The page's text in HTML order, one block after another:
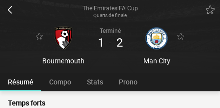
The Emirates FA Cup
Quarts de finale
Bournemouth
Terminé
1 - 2
Man City
Résumé Compo Stats Prono
Temps forts